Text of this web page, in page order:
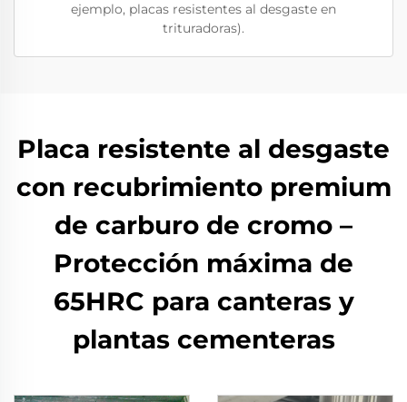
ejemplo, placas resistentes al desgaste en
trituradoras).
Placa resistente al desgaste
con recubrimiento premium
de carburo de cromo –
Protección máxima de
65HRC para canteras y
plantas cementeras​